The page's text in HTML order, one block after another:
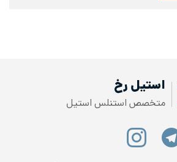
استیل رخ
متخصص استنلس استیل